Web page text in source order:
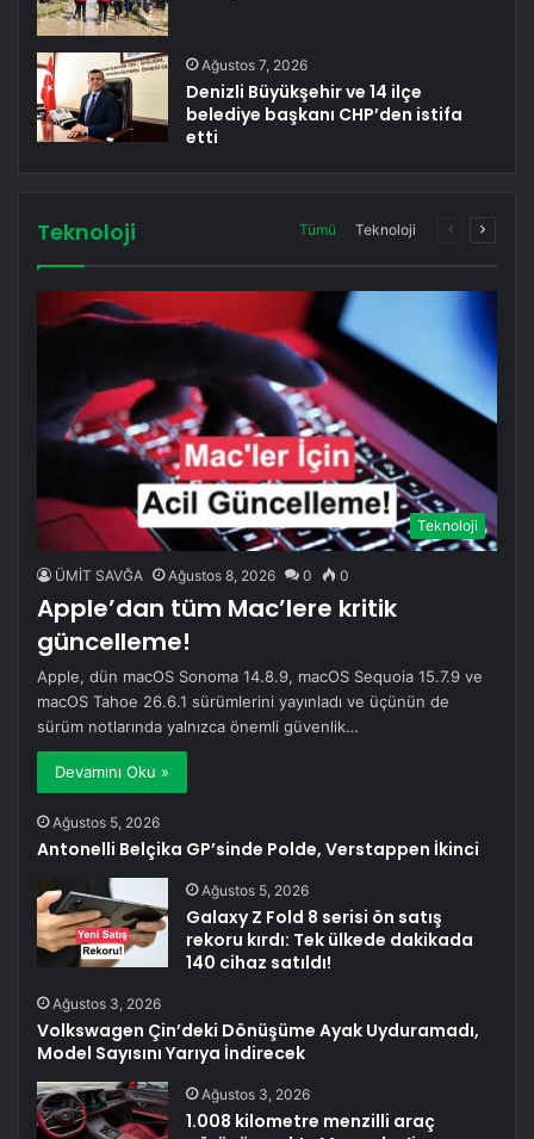
Ağustos 7, 2026
Denizli Büyükşehir ve 14 ilçe
belediye başkanı CHP’den istifa
etti
Teknoloji Tümü Teknoloji
ÖncekiSonraki
Teknoloji
ÜMİT SAVĞA Ağustos 8, 2026 0 0
Apple’dan tüm Mac’lere kritik
güncelleme!
Apple, dün macOS Sonoma 14.8.9, macOS Sequoia 15.7.9 ve
macOS Tahoe 26.6.1 sürümlerini yayınladı ve üçünün de
sürüm notlarında yalnızca önemli güvenlik…
Devamını Oku »
Ağustos 5, 2026
Antonelli Belçika GP’sinde Polde, Verstappen İkinci
Ağustos 5, 2026
Galaxy Z Fold 8 serisi ön satış
rekoru kırdı: Tek ülkede dakikada
140 cihaz satıldı!
Ağustos 3, 2026
Volkswagen Çin’deki Dönüşüme Ayak Uyduramadı,
Model Sayısını Yarıya İndirecek
Ağustos 3, 2026
1.008 kilometre menzilli araç